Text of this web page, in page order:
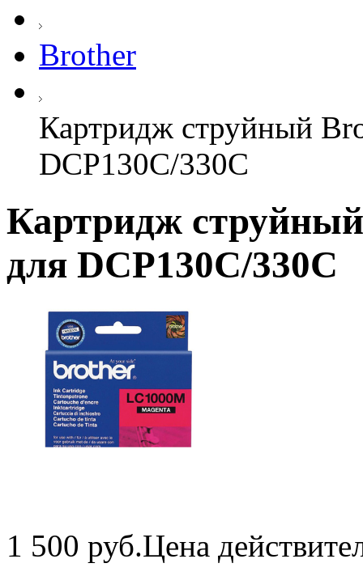
Brother
Картридж струйный
DCP130C/330С
Картридж
для DCP130C/330С
1 500 руб.Цена